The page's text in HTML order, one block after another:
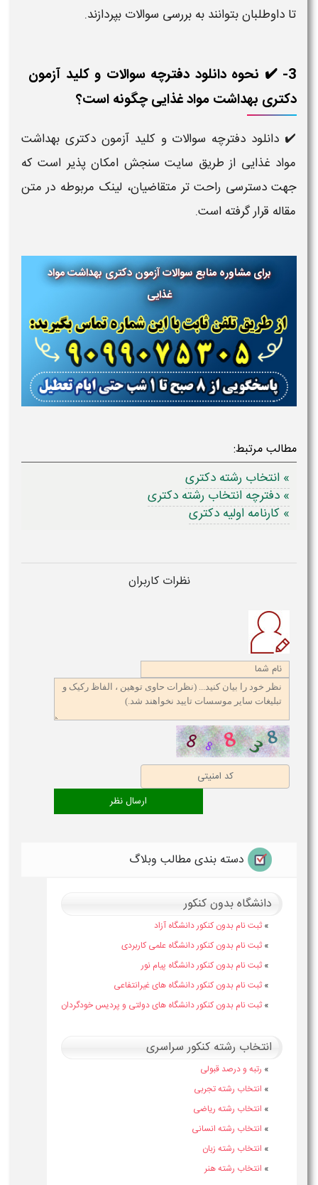
تا داوطلبان بتوانند به بررسی سوالات بپردازند.
3- ✔️ نحوه دانلود دفترچه سوالات و کلید آزمون
دکتری بهداشت مواد غذایی چگونه است؟
✔️ دانلود دفترچه سوالات و کلید آزمون دکتری بهداشت
مواد غذایی از طریق سایت سنجش امکان‌ پذیر است که
جهت دسترسی راحت‌ تر متقاضیان، لینک مربوطه در متن
مقاله قرار گرفته است.
برای مشاوره منابع سوالات آزمون دکتری بهداشت مواد
غذایی
مطالب مرتبط:
» انتخاب رشته دکتری
» دفترچه انتخاب رشته دکتری
» کارنامه اولیه دکتری
نظرات کاربران
دسته بندی مطالب وبلاگ
دانشگاه بدون کنکور
» ثبت نام بدون کنکور دانشگاه آزاد
» ثبت نام بدون کنکور دانشگاه علمی کاربردی
» ثبت نام بدون کنکور دانشگاه پیام نور
» ثبت نام بدون کنکور دانشگاه های غیرانتفاعی
» ثبت نام بدون کنکور دانشگاه های دولتی و پردیس خودگردان
انتخاب رشته کنکور سراسری
» رتبه و درصد قبولی
» انتخاب رشته تجربی
» انتخاب رشته ریاضی
» انتخاب رشته انسانی
» انتخاب رشته زبان
» انتخاب رشته هنر